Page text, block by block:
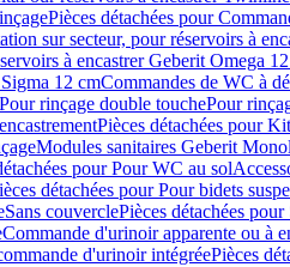
Pièces détachées pour
sur secteur, pour réservoirs à
à encastrer Geberit Omega
12 cmCommandes de WC à
rinçage double touchePour
Pièces détachées pour
Modules sanitaires Geberit
pour Pour WC au sol
détachées pour Pour bidets
Sans couverclePièces détachées
Commande d'urinoir apparente ou à
d'urinoir intégréePièces